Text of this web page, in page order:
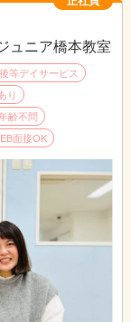
業務全般
衝業務
アドバイス
の困り感をご相
ます。
おり、スタッフ
ュニア橋本教室
等デイサービス
り
齢不問
面接OK